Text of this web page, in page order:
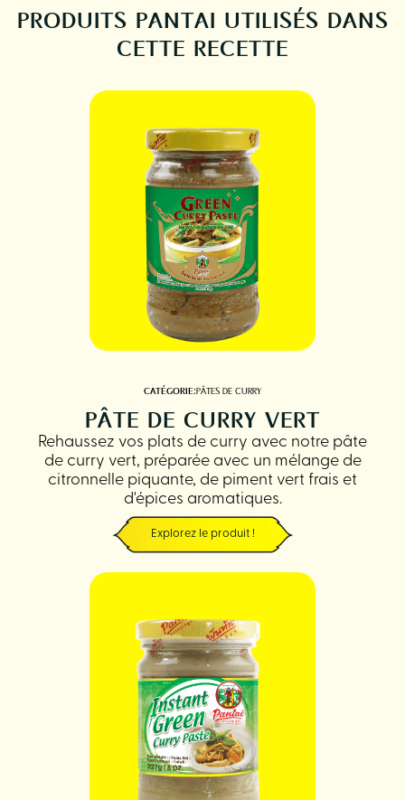
PRODUITS PANTAI UTILISÉS DANS
CETTE RECETTE
CATÉGORIE:PÂTES DE CURRY
PÂTE DE CURRY VERT
Rehaussez vos plats de curry avec notre pâte
de curry vert, préparée avec un mélange de
citronnelle piquante, de piment vert frais et
d'épices aromatiques.
Explorez le produit !